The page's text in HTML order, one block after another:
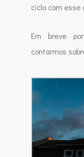
ciclo com esse
Em breve
contarmos